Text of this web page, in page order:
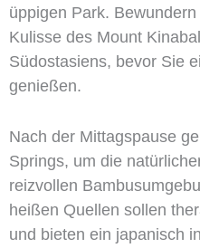
üppigen Park.
Kulisse des Mount
Südostasiens, bevor Sie
genießen.
Nach der Mittagspause
Springs, um die
reizvollen
heißen Quellen sollen
und bieten ein japanisch